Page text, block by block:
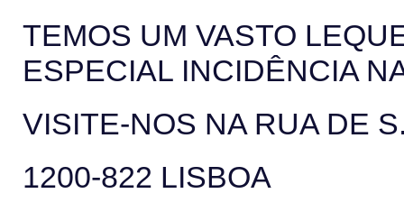
TEMOS UM VASTO
ESPECIAL INCIDÊNCIA
VISITE-NOS NA RUA DE
1200-822 LISBOA